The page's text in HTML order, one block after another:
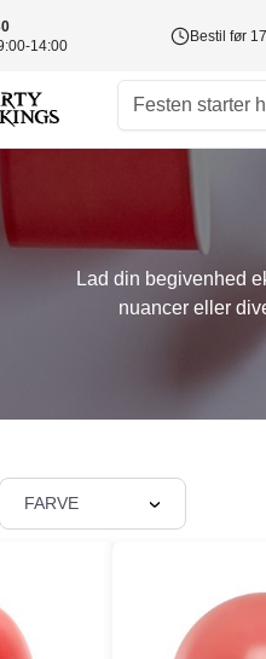
14:00
Bestil før
Lad din begivenhed
nuancer eller
FARVE